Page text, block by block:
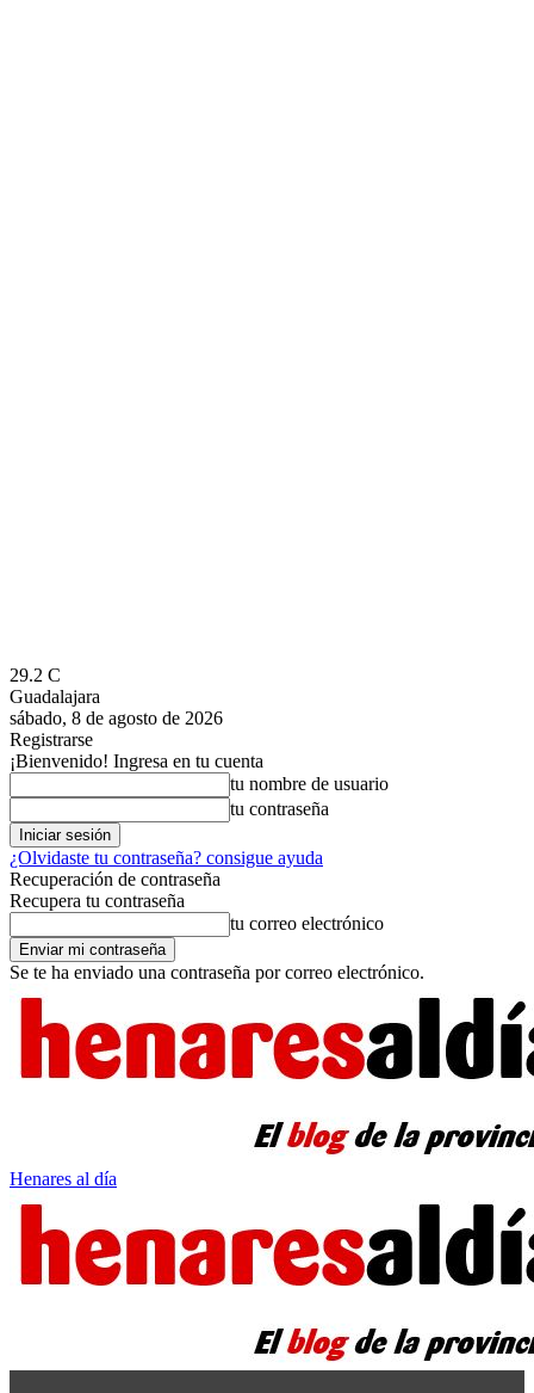
29.2 C
Guadalajara
sábado, 8 de agosto de 2026
Registrarse
¡Bienvenido! Ingresa en tu cuenta
tu nombre de usuario
tu contraseña
¿Olvidaste tu contraseña? consigue ayuda
Recuperación de contraseña
Recupera tu contraseña
tu correo electrónico
Se te ha enviado una contraseña por correo electrónico.
Henares al día